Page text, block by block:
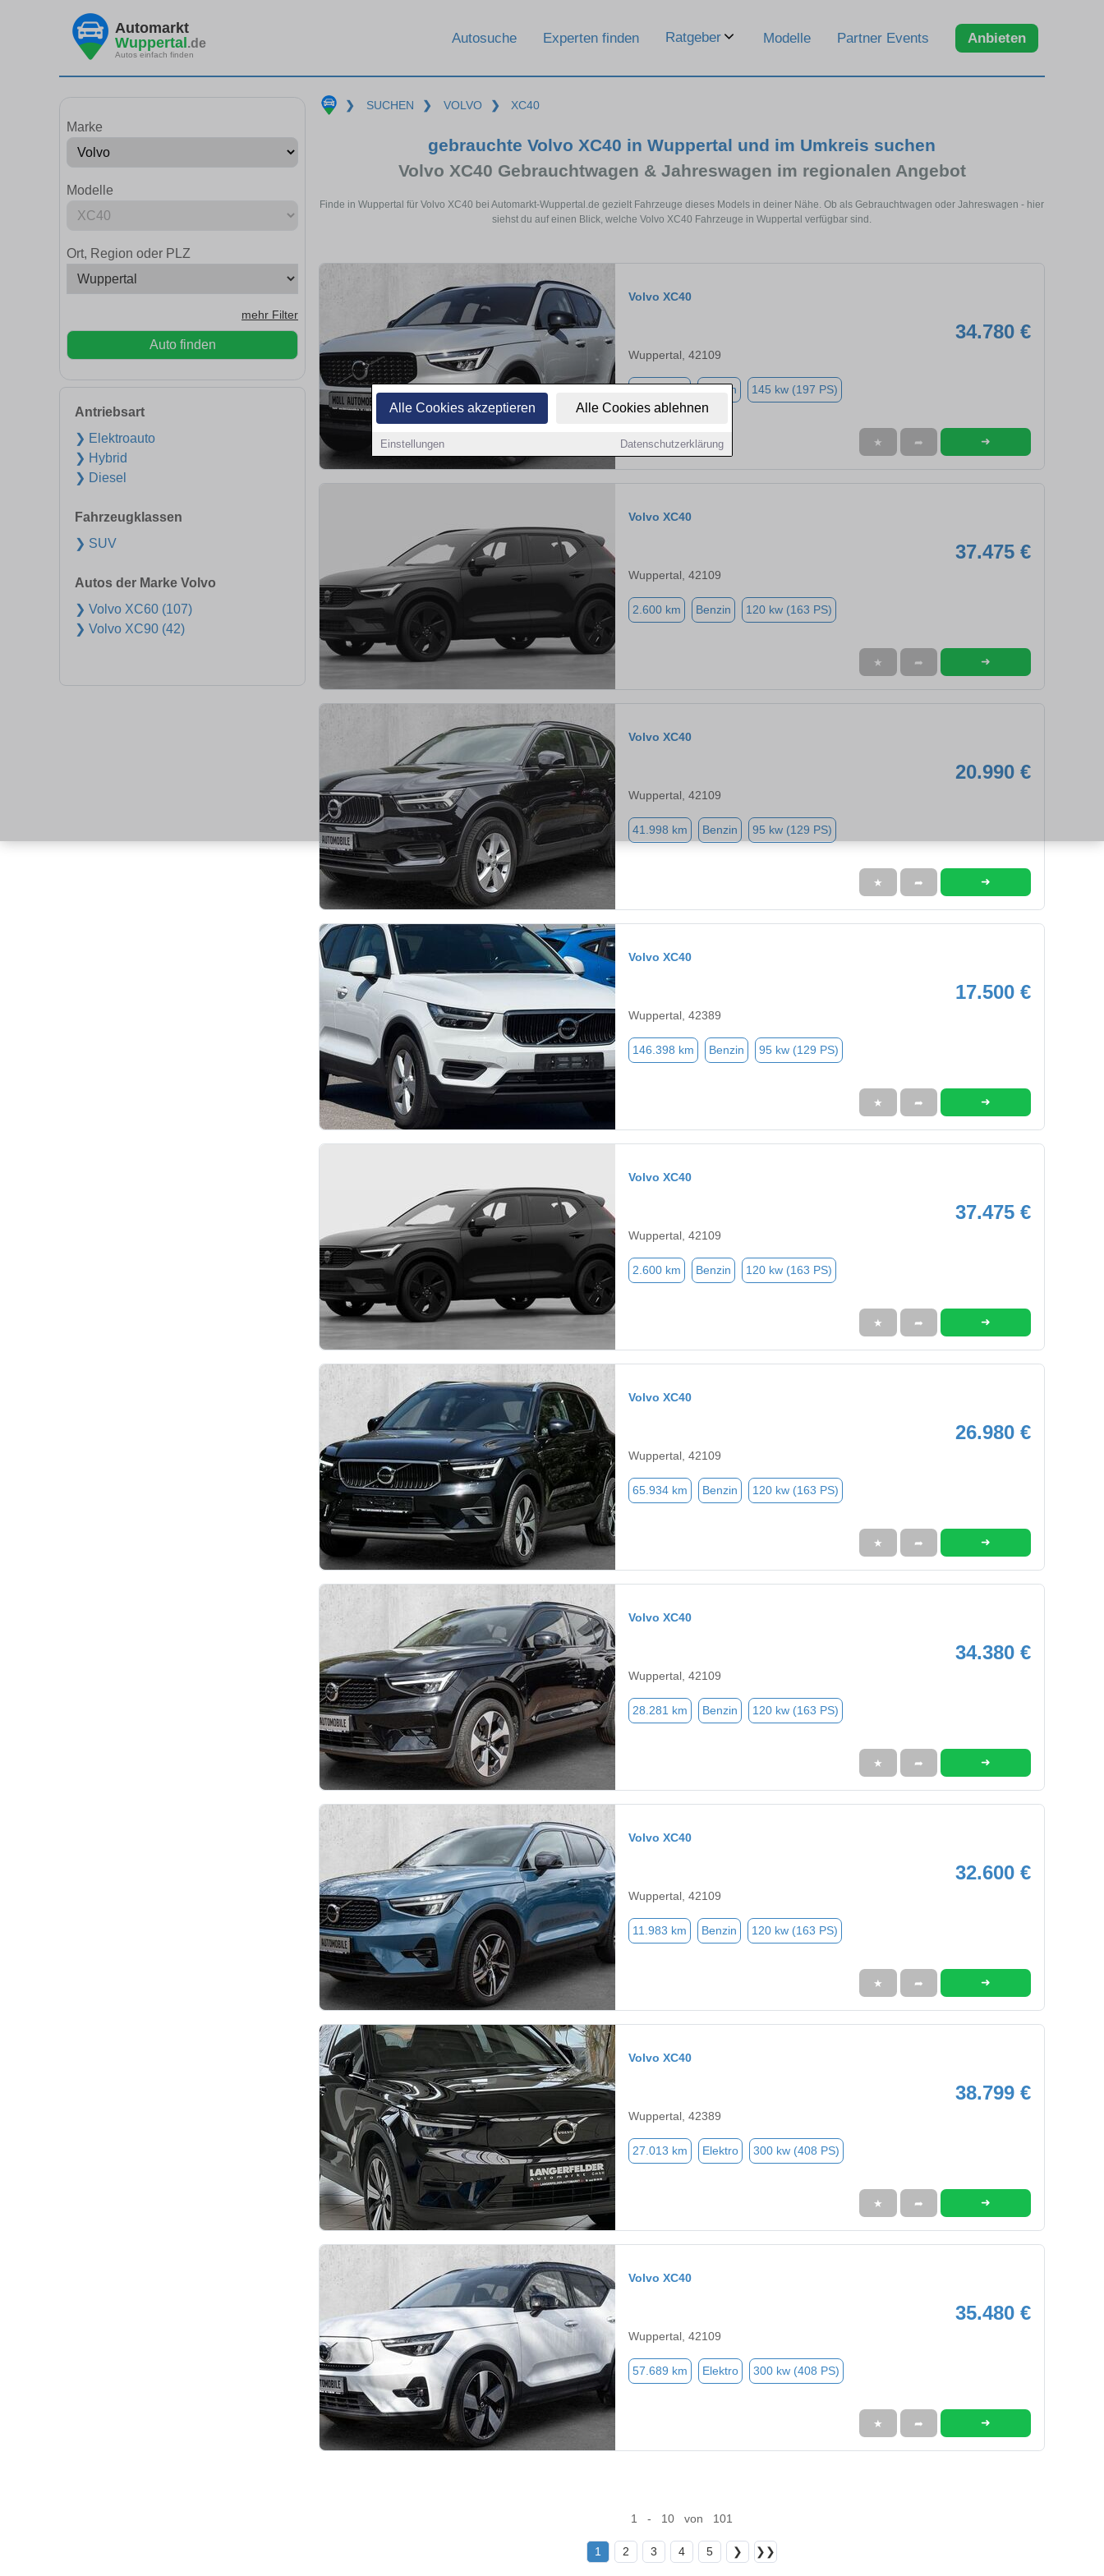
Alle Cookies akzeptieren Alle Cookies ablehnen
Einstellungen Datenschutzerklärung
Automarkt
Wuppertal.de
Autos einfach finden
Autosuche Experten finden Ratgeber Modelle Partner Events Anbieten
Marke
Modelle
Ort, Region oder PLZ
mehr Filter
Auto finden
Antriebsart
❯ Elektroauto
❯ Hybrid
❯ Diesel
Fahrzeugklassen
❯ SUV
Autos der Marke Volvo
❯ Volvo XC60 (107)
❯ Volvo XC90 (42)
❯ SUCHEN ❯ VOLVO ❯ XC40
gebrauchte Volvo XC40 in Wuppertal und im Umkreis suchen
Volvo XC40 Gebrauchtwagen & Jahreswagen im regionalen Angebot
Finde in Wuppertal für Volvo XC40 bei Automarkt-Wuppertal.de gezielt Fahrzeuge dieses Models in deiner Nähe. Ob als Gebrauchtwagen oder Jahreswagen - hier
siehst du auf einen Blick, welche Volvo XC40 Fahrzeuge in Wuppertal verfügbar sind.
Volvo XC40
34.780 €
Wuppertal, 42109
Benzin 145 kw (197 PS)
★ ➦ ➜
Volvo XC40
37.475 €
Wuppertal, 42109
2.600 km Benzin 120 kw (163 PS)
★ ➦ ➜
Volvo XC40
20.990 €
Wuppertal, 42109
41.998 km Benzin 95 kw (129 PS)
★ ➦ ➜
Volvo XC40
17.500 €
Wuppertal, 42389
146.398 km Benzin 95 kw (129 PS)
★ ➦ ➜
Volvo XC40
37.475 €
Wuppertal, 42109
2.600 km Benzin 120 kw (163 PS)
★ ➦ ➜
Volvo XC40
26.980 €
Wuppertal, 42109
65.934 km Benzin 120 kw (163 PS)
★ ➦ ➜
Volvo XC40
34.380 €
Wuppertal, 42109
28.281 km Benzin 120 kw (163 PS)
★ ➦ ➜
Volvo XC40
32.600 €
Wuppertal, 42109
11.983 km Benzin 120 kw (163 PS)
★ ➦ ➜
Volvo XC40
38.799 €
Wuppertal, 42389
27.013 km Elektro 300 kw (408 PS)
★ ➦ ➜
Volvo XC40
35.480 €
Wuppertal, 42109
57.689 km Elektro 300 kw (408 PS)
★ ➦ ➜
1 - 10 von 101
1 2 3 4 5 ❯ ❯❯